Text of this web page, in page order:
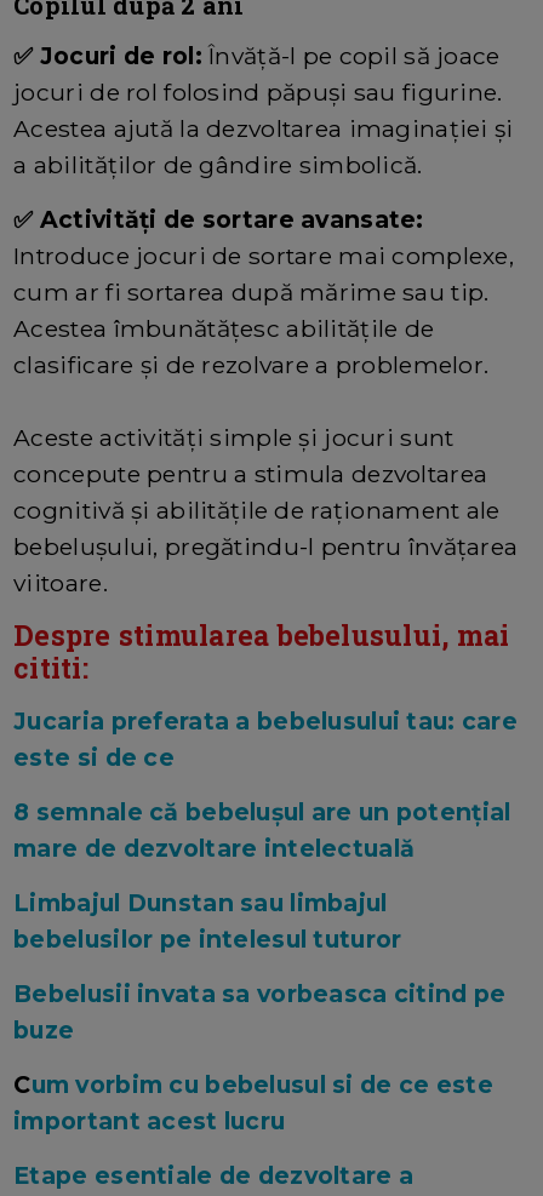
✅ Jocuri de rol: Învăță-l pe copil să joace
jocuri de rol folosind păpuși sau figurine.
Acestea ajută la dezvoltarea imaginației și
a abilităților de gândire simbolică.
✅ Activități de sortare avansate:
Introduce jocuri de sortare mai complexe,
cum ar fi sortarea după mărime sau tip.
Acestea îmbunătățesc abilitățile de
clasificare și de rezolvare a problemelor.
Aceste activități simple și jocuri sunt
concepute pentru a stimula dezvoltarea
cognitivă și abilitățile de raționament ale
bebelușului, pregătindu-l pentru învățarea
viitoare.
Despre stimularea bebelusului, mai
cititi:
Jucaria preferata a bebelusului tau: care
este si de ce
8 semnale că bebelușul are un potențial
mare de dezvoltare intelectuală
Limbajul Dunstan sau limbajul
bebelusilor pe intelesul tuturor
Bebelusii invata sa vorbeasca citind pe
buze
Cum vorbim cu bebelusul si de ce este
important acest lucru
Etape esentiale de dezvoltare a